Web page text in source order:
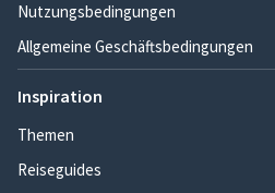
Nutzungsbedingungen
Allgemeine Geschäftsbedingungen
Inspiration
Themen
Reiseguides